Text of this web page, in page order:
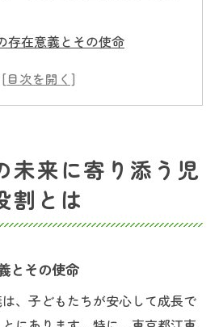
存在意義とその使命
成長を支える具体的な活動内
しての課題と向き合うために
的サポートの重要性
童指導員募集が急増中！その
ーズの変化
サービスの需要増加の理由
未来に寄り添う児
割とは
とその使命
、子どもたちが安心して成長で